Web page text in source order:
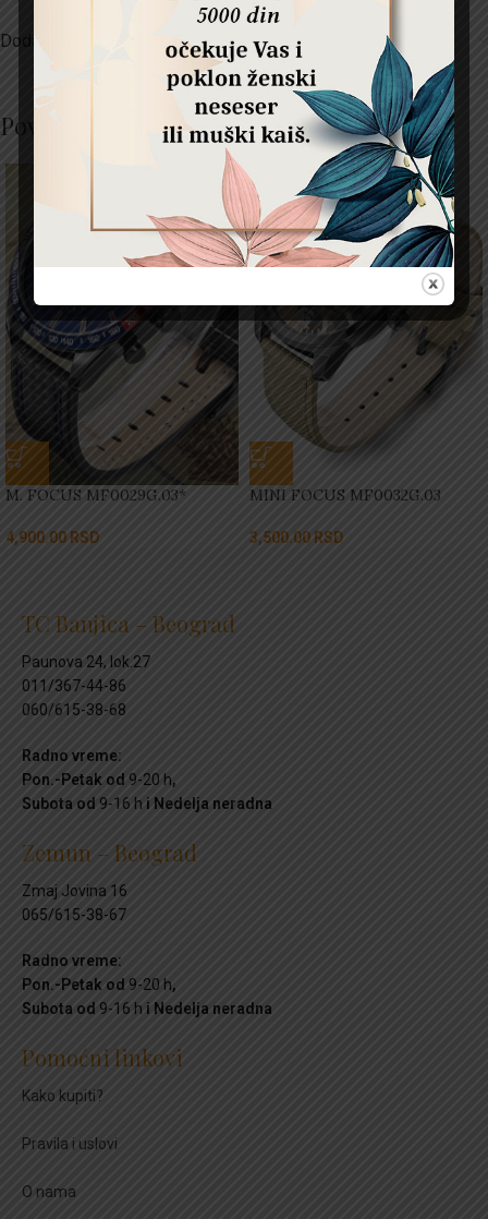
Dodatne informacije
Povezani proizvodi
M. FOCUS MF0029G.03*
4,900.00 RSD
MINI FOCUS MF0032G.03
3,500.00 RSD
TC Banjica – Beograd
Paunova 24, lok.27
011/367-44-86
060/615-38-68
Radno vreme:
Pon.-Petak od 9-20 h,
Subota od 9-16 h i Nedelja neradna
Zemun – Beograd
Zmaj Jovina 16
065/615-38-67
Radno vreme:
Pon.-Petak od 9-20 h,
Subota od 9-16 h i Nedelja neradna
Pomoćni linkovi
Kako kupiti?
Pravila i uslovi
O nama